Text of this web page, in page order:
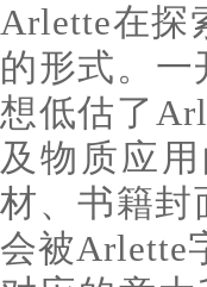
Arlette在探
的形式。一
想低估了
及物质应
材、书籍封
会被Arlette